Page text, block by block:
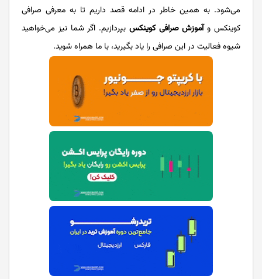
می‌شود. به همین خاطر در ادامه قصد داریم تا به معرفی صرافی
کوینکس وآموزش صرافی کوینکس بپردازیم. اگر شما نیز می‌خواهید
شیوه فعالیت در این صرافی را یاد بگیرید، با ما همراه شوید.